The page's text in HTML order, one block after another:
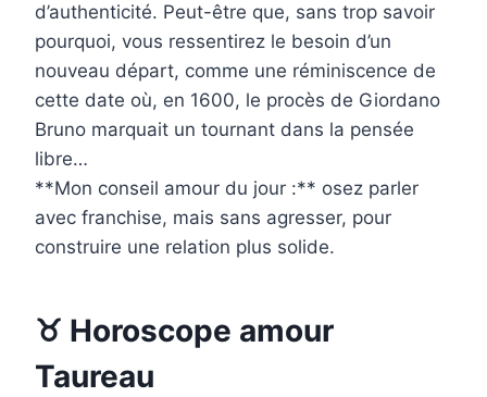
d’authenticité. Peut-être que, sans trop savoir
pourquoi, vous ressentirez le besoin d’un
nouveau départ, comme une réminiscence de
cette date où, en 1600, le procès de Giordano
Bruno marquait un tournant dans la pensée
libre…
**Mon conseil amour du jour :** osez parler
avec franchise, mais sans agresser, pour
construire une relation plus solide.
♉ Horoscope amour
Taureau